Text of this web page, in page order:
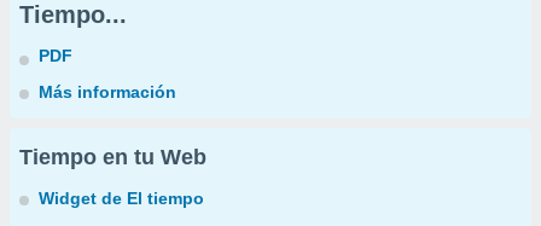
Tiempo...
PDF
Más información
Tiempo en tu Web
Widget de El tiempo